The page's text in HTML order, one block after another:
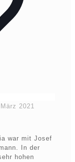
2021
war mit Josef
In der
hohen